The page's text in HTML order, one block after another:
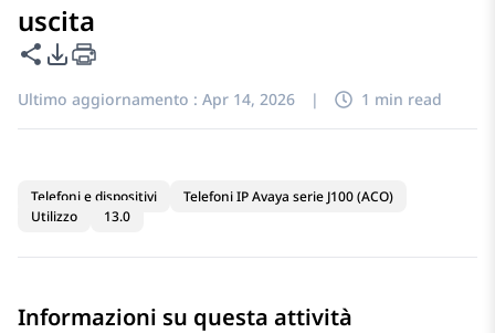
uscita
Condividi questa pagina
Opzioni di esportazione PDF
Ultimo aggiornamento : Apr 14, 2026 | 1 min read
Telefoni e dispositivi
Telefoni IP Avaya serie J100 (ACO)
Utilizzo
13.0
Informazioni su questa attività